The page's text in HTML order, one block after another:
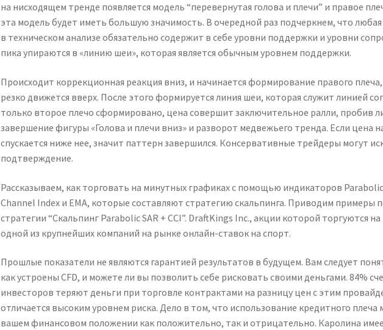
на нисходящем тренде появляется модель “перевернутая голова и плечи” и правое
эта модель будет иметь большую значимость. В очередной раз подчеркнем, что
в техническом анализе обязательно содержит в себе уровни поддержки и уровни
пика упираются в «линию шеи», которая является обычным уровнем поддержки.
Происходит коррекционная реакция вниз, и начинается формирование правого
резко движется вверх. После этого формируется линия шеи, которая служит линией
только второе плечо сформировано, цена совершит заключительное ралли, пробив
завершение фигуры «Голова и плечи вниз» и разворот медвежьего тренда. Если цена
спускается ниже нее, значит паттерн завершился. Консервативные трейдеры могут
подтверждение.
Рассказываем, как торговать на минутных графиках с помощью индикаторов
Channel Index и EMA, которые составляют стратегию скальпинга. Приводим примеры
стратегии “Скальпинг Parabolic SAR + CCI”. DraftKings Inc., акции которой торгуются на
одной из крупнейших компаний на рынке онлайн-ставок на спорт.
Прошлые показатели не являются гарантией результатов в будущем. Вам следует
как устроены CFD, и можете ли вы позволить себе рисковать своими деньгами. 84%
инвесторов теряют деньги при торговле контрактами на разницу цен с этим
отличается высоким уровнем риска. Дело в том, что использование кредитного плеча
вашем финансовом положении как положительно, так и отрицательно. Каролина